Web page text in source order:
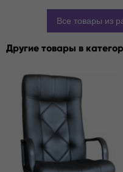
Все товары из
Другие товары в